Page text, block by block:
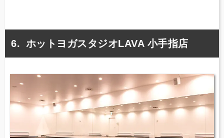
ホットヨガスタジオLAVA 小手指店